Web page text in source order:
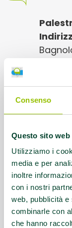
Consenso
Questo sito
Utilizziamo i
media e per
inoltre
con i nostri
web, pubblicità
combinarle con
che hanno